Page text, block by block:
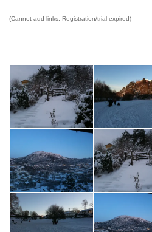
(Cannot add links: Registration/trial expired)